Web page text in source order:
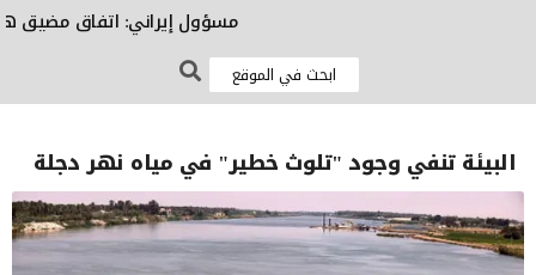
مسؤول إيراني: اتفاق مضيق
البيئة تنفي وجود "تلوث خطير" في مياه نهر دجلة